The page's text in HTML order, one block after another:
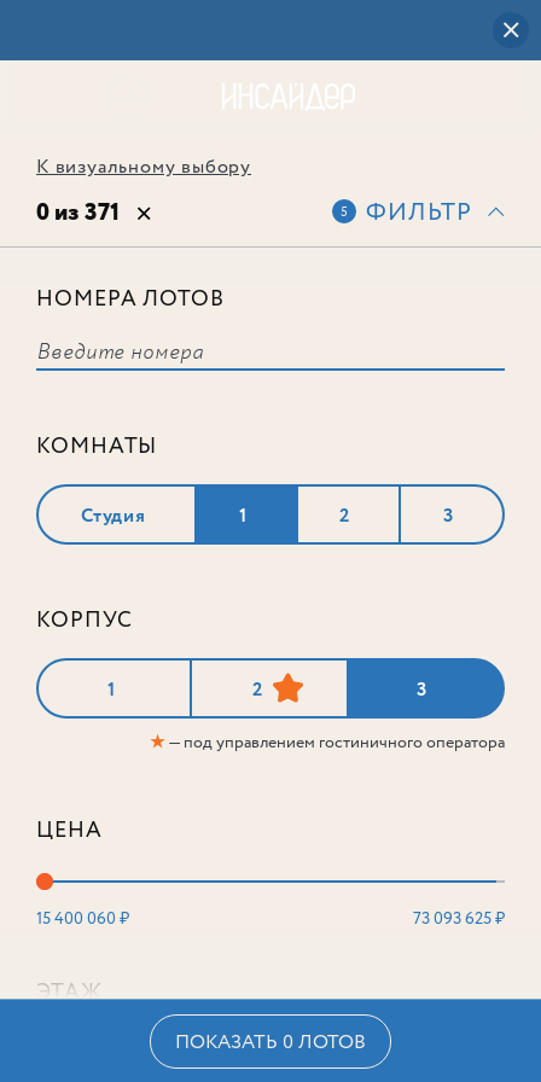
К визуальному выбору
0 из 371 5 ФИЛЬТР
НОМЕРА ЛОТОВ
КОМНАТЫ
Студия 1 2 3
КОРПУС
1 2 3
★— под управлением гостиничного оператора
ЦЕНА
15 400 060 ₽ 73 093 625 ₽
ЭТАЖ
ПОКАЗАТЬ 0 ЛОТОВ
соответствует ни одного лота